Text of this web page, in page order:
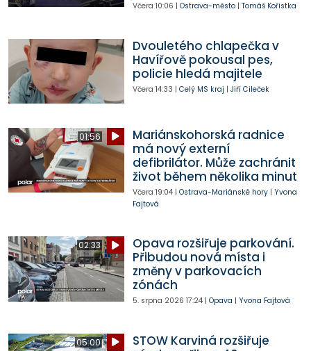
Včera 10:06 | Ostrava-město| Tomáš Kořistka
Dvouletého chlapečka v
Havířově pokousal pes,
policie hledá majitele
Včera 14:33 | Celý MS kraj | Jiří Cileček
01:56
Mariánskohorská radnice
má nový externí
defibrilátor. Může zachránit
život během několika minut
Včera 19:04| Ostrava-Mariánské hory| Yvona
Fajtová
02:33
Opava rozšiřuje parkování.
Přibudou nová místa i
změny v parkovacích
zónách
5. srpna 2026 17:24| Opava | Yvona Fajtová
05:00
STOW Karviná rozšiřuje